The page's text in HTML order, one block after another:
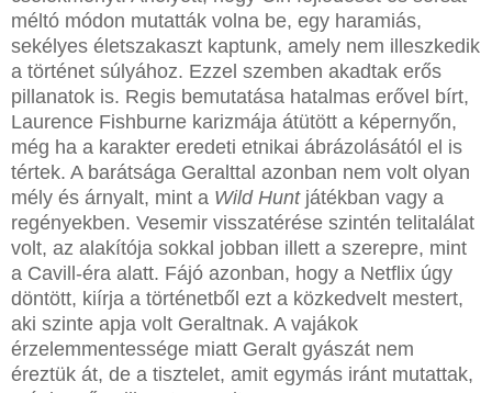
méltó módon mutatták volna be, egy haramiás,
sekélyes életszakaszt kaptunk, amely nem illeszkedik
a történet súlyához. Ezzel szemben akadtak erős
pillanatok is. Regis bemutatása hatalmas erővel bírt,
Laurence Fishburne karizmája átütött a képernyőn,
még ha a karakter eredeti etnikai ábrázolásától el is
tértek. A barátsága Geralttal azonban nem volt olyan
mély és árnyalt, mint a Wild Huntjátékban vagy a
regényekben. Vesemir visszatérése szintén telitalálat
volt, az alakítója sokkal jobban illett a szerepre, mint
a Cavill-éra alatt. Fájó azonban, hogy a Netflix úgy
döntött, kiírja a történetből ezt a közkedvelt mestert,
aki szinte apja volt Geraltnak. A vajákok
érzelemmentessége miatt Geralt gyászát nem
éreztük át, de a tisztelet, amit egymás iránt mutattak,